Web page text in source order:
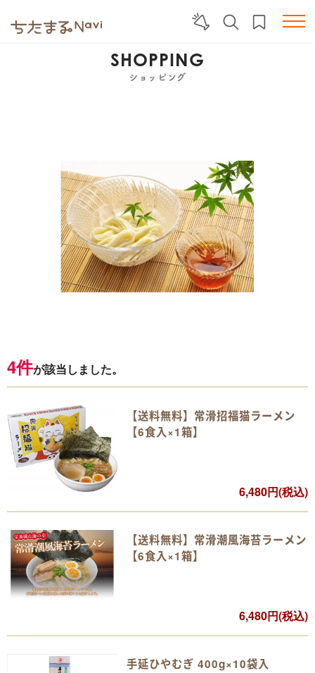
SHOPPING
ショッピング
4件が該当しました。
【送料無料】常滑招福猫ラーメン
【6食入×1箱】
6,480円(税込)
【送料無料】常滑潮風海苔ラーメン
【6食入×1箱】
6,480円(税込)
手延ひやむぎ 400g×10袋入